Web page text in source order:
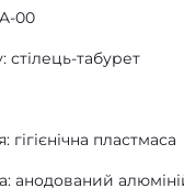
00
стілець-табурет
гігієнічна пластмаса
анодований